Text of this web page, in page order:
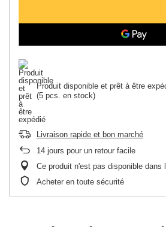
Produit disponible et prêt à être
(5 pcs. en stock)
Livraison rapide et bon marché
14 jours pour un retour facile
Ce produit n'est pas disponible dans
Acheter en toute sécurité